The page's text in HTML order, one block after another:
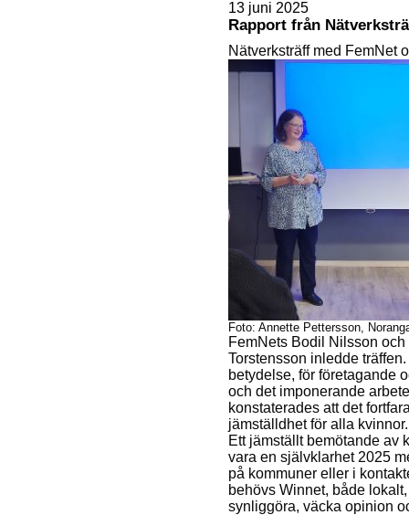
13 juni 2025
Rapport från
Nätverksträff med FemNet
Foto: Annette Pettersson,
FemNets Bodil Nilsson
Torstensson inledde
betydelse, för företagande
och det imponerande
konstaterades att det
jämställdhet för alla kvinnor.
Ett jämställt bemötande av
vara en självklarhet 2025
på kommuner eller i
behövs Winnet, både
synliggöra, väcka opinion